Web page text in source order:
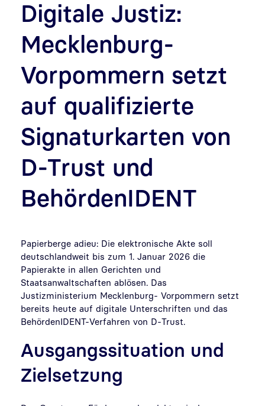
Digitale Justiz:
Mecklenburg-
Vorpommern setzt
auf qualifizierte
Signaturkarten von
D-Trust und
BehördenIDENT
Papierberge adieu: Die elektronische Akte soll
deutschlandweit bis zum 1. Januar 2026 die
Papierakte in allen Gerichten und
Staatsanwaltschaften ablösen. Das
Justizministerium Mecklenburg- Vorpommern setzt
bereits heute auf digitale Unterschriften und das
BehördenIDENT-Verfahren von D-Trust.
Ausgangssituation und
Zielsetzung